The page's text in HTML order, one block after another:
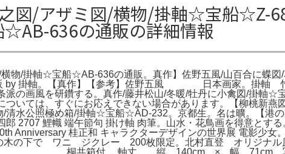
之図/アザミ図/横物/掛軸☆宝船☆Z-
636の通販の詳細情報
横物/掛軸☆宝船☆AB-636の通販。真作】佐野五風/山百合に蝶
by 掛軸。【真作】【参考】佐野五風 日本画家。掛軸 竹
派の画風を研鑽する。真作/藤井松山/冬暖/牡丹に小禽図/掛軸
いては、すぐにお応えできない場合があります。【柳桃新燕
/清水公照極め箱/掛軸☆宝船☆AD-232。京都生。名は曠。【
2707 鯉幟 端午節句 掛け軸 肉筆。山水・花鳥画を得意とす
桂正和 キャラクターデザインの世界展 電影少女
の下で ワニ ジクレー 200枚限定。北村直登 オリジナル
桐共箱付 軸丈 縦 140cm × 幅 71cm 写真で状態